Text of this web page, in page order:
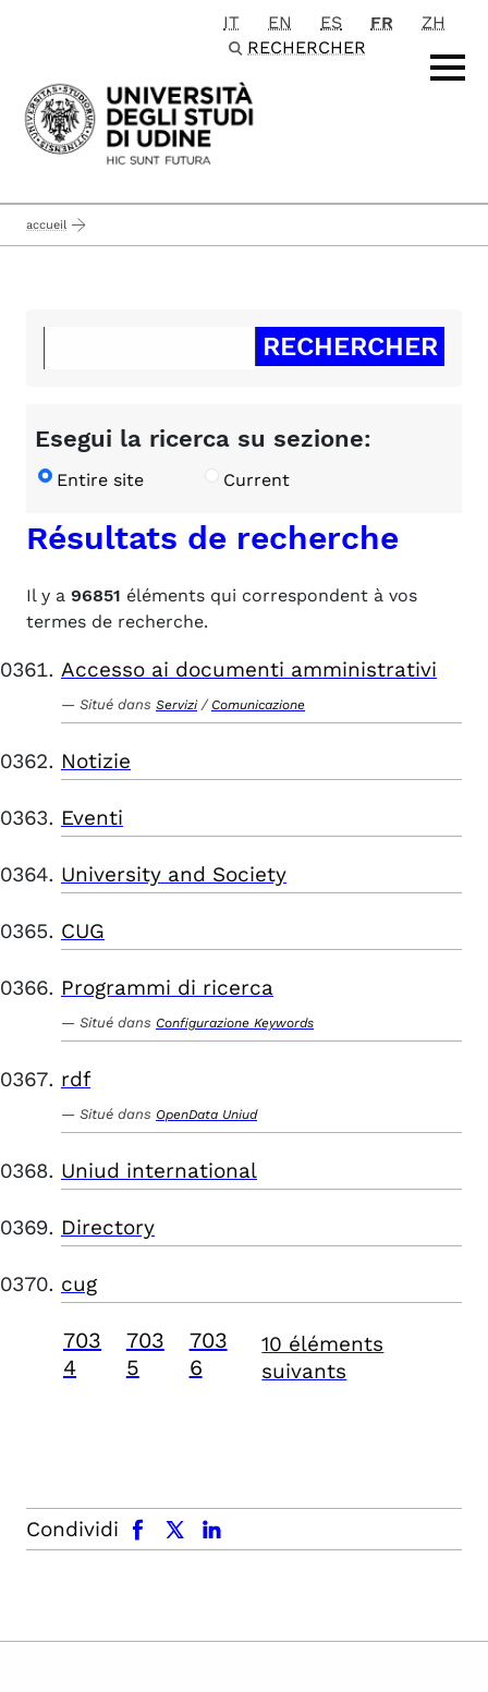
Passa al contenuto principale
IT EN ES FR
ZH
RECHERCHER
accueil
Esegui la ricerca su sezione:
Entire site Current
Résultats de recherche
Il y a 96851 éléments qui correspondent à vos
termes de recherche.
Accesso ai documenti amministrativi
Situé dans Servizi / Comunicazione
Notizie
Eventi
University and Society
CUG
Programmi di ricerca
Situé dans Configurazione Keywords
rdf
Situé dans OpenData Uniud
Uniud international
Directory
cug
703
4
703
5
703
6
10 éléments
suivants
Condividi
facebook x.com linkedin